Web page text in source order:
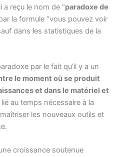
a reçu le nom de “paradoxe de
la formule “vous pouvez voir
dans les statistiques de la
par le fait qu’il y a un
le moment où se produit
et dans le matériel et
lié au temps nécessaire à la
les nouveaux outils et
croissance soutenue